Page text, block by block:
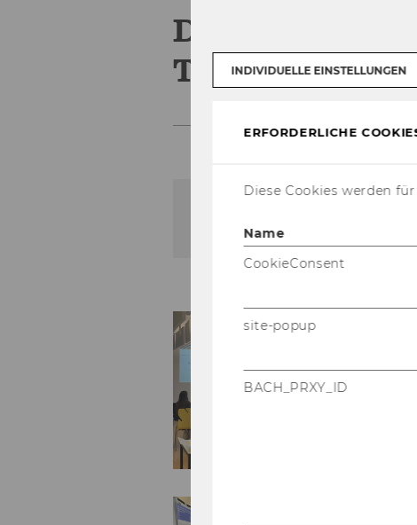
Doctorate
Tax Law, 25.-
INDIVIDUELLE EINSTELLUNGEN
ERFORDERLICHE
Diese Cookies werden
Name
CookieConsent
site-popup
BACH_PRXY_ID